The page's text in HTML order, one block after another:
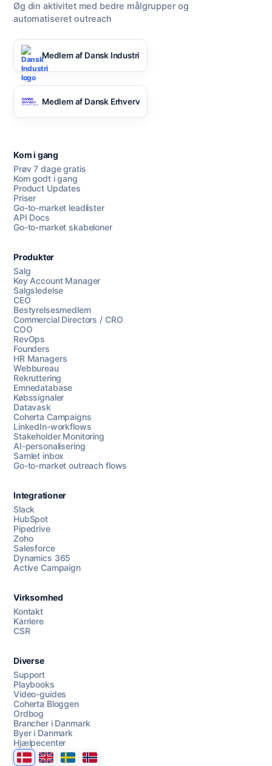
Chat med os
AI Campaign Assist
Øg din aktivitet med bedre målgrupper og
automatiseret outreach
Medlem af Dansk Industri
Medlem af Dansk Erhverv
Kom i gang
Prøv 7 dage gratis
Kom godt i gang
Product Updates
Priser
Go-to-market leadlister
API Docs
Go-to-market skabeloner
Produkter
Salg
Key Account Manager
Salgsledelse
CEO
Bestyrelsesmedlem
Commercial Directors / CRO
COO
RevOps
Founders
HR Managers
Webbureau
Rekruttering
Emnedatabase
Købssignaler
Datavask
Coherta Campaigns
LinkedIn-workflows
Stakeholder Monitoring
AI-personalisering
Samlet inbox
Go-to-market outreach flows
Integrationer
Slack
HubSpot
Pipedrive
Zoho
Salesforce
Dynamics 365
Active Campaign
Virksomhed
Kontakt
Karriere
CSR
Diverse
Support
Playbooks
Video-guides
Coherta Bloggen
Ordbog
Brancher i Danmark
Byer i Danmark
Hjælpecenter
DanmarkUnited Kingdom
SverigeNorge